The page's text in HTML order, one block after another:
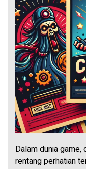
Dalam dunia
rentang perhatian